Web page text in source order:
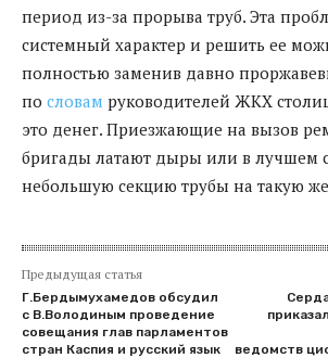
период из-за прорыва труб. Эта
системный характер и решить ее
полностью заменив давно
по словам руководителей ЖКХ
это денег. Приезжающие на вызов
бригады латают дыры или в лучшем
небольшую секцию трубы на такую
Предыдущая статья
Г.Бердымухамедов обсудил
с В.Володиным проведение
совещания глав парламентов
стран Каспия и русский язык
ведомств